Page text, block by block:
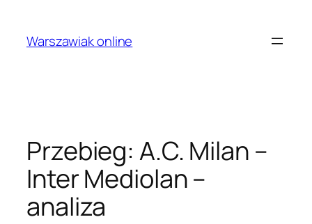
treściWarszawiak online
Przebieg: A.C. Milan –
Inter Mediolan –
analiza